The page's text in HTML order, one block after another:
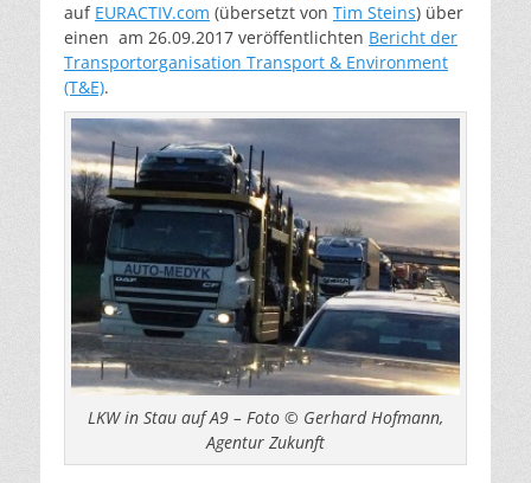
auf EURACTIV.com (übersetzt von Tim Steins) über
einen am 26.09.2017 veröffentlichten Bericht der
Transportorganisation Transport & Environment
(T&E).
LKW in Stau auf A9 – Foto © Gerhard Hofmann,
Agentur Zukunft